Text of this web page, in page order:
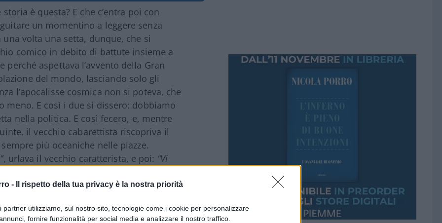
- Il rispetto della tua privacy è la nostra priorità
partner utilizziamo, sul nostro sito, tecnologie come i cookie per personalizzare
fornire funzionalità per social media e analizzare il nostro traffico.
è questa? E che c’entra poi con
un momentino a leggere senza
volta una setta, dunque, che si
comico in debito di battute insieme a
aspettava l’avvento della Gran
del mondo, lasciando solo gli
l’apocalisse cosmica non si poteva, che
meno. E così i due si dissero: dobbiamo
nella politica. E così fecero, e, mentre
il vecchio cabarettista riscopriva il
più oceaniche nelle piazze.
, urlava il vecchio caratterista, e poi: “Vi
siete zombi!”
corrotti, merde, non vi crede nessuno, quando
con la politica nelle notizie, tutto
sai è falso, tutto quello che non sai è